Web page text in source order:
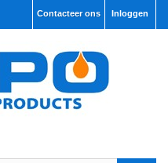
Inloggen
Contacteer ons